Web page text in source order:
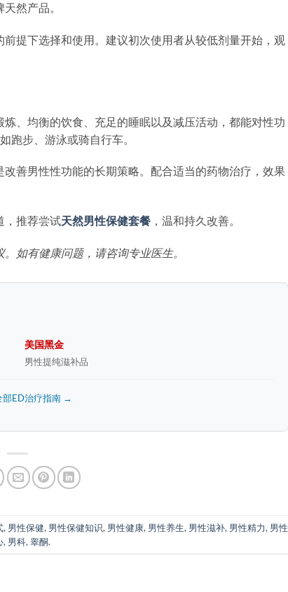
然产品。
提下选择和使用。建议初次使用者从较低剂量开始，观
、均衡的饮食、充足的睡眠以及减压活动，都能对性功
跑步、游泳或骑自行车。
善男性性功能的长期策略。配合适当的药物治疗，效果
，推荐尝试天然男性保健套餐 ，温和持久改善。
如有健康问题，请咨询专业医生。
美国黑金
男性提纯滋补品
部ED治疗指南 →
, 男性保健, 男性保健知识, 男性健康, 男性养生, 男性滋补, 男性精力, 男性
, 男科, 睾酮.